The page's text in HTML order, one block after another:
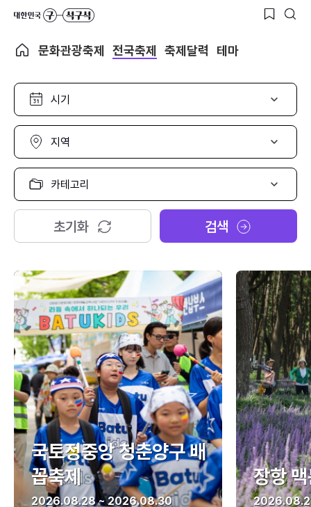
문화관광축제 전국축제 축제달력 테마
시
선
택
지
선
택
카
고
리
택
초기화 검색
국토정중앙 청춘양구 배
꼽축제
2026.08.28 ~ 2026.08.30
장항